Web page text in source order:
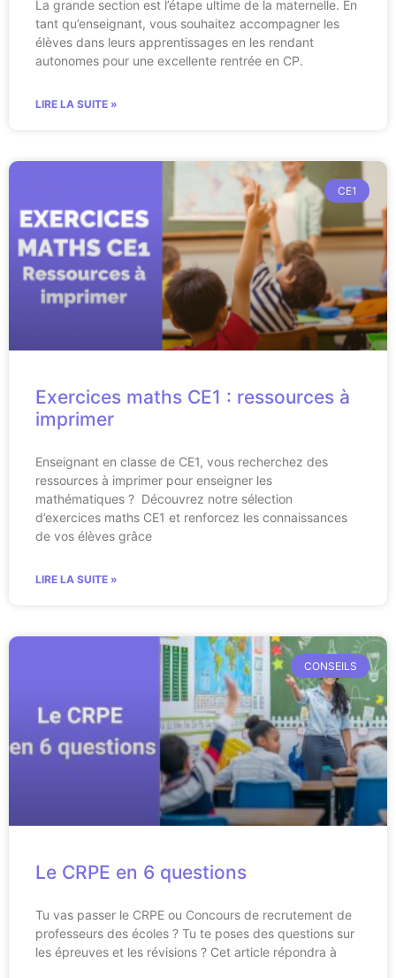
La grande section est l’étape ultime de la maternelle. En
tant qu’enseignant, vous souhaitez accompagner les
élèves dans leurs apprentissages en les rendant
autonomes pour une excellente rentrée en CP.
LIRE LA SUITE »
CE1
Exercices maths CE1 : ressources à
imprimer
Enseignant en classe de CE1, vous recherchez des
ressources à imprimer pour enseigner les
mathématiques ? Découvrez notre sélection
d’exercices maths CE1 et renforcez les connaissances
de vos élèves grâce
LIRE LA SUITE »
CONSEILS
Le CRPE en 6 questions
Tu vas passer le CRPE ou Concours de recrutement de
professeurs des écoles ? Tu te poses des questions sur
les épreuves et les révisions ? Cet article répondra à